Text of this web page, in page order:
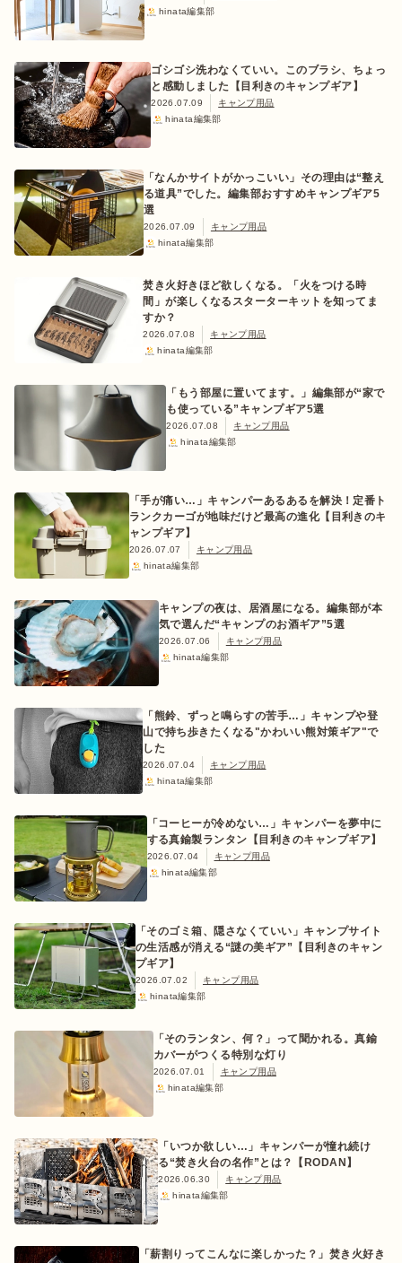
hinata編集部
ゴシゴシ洗わなくていい。このブラシ、ちょっ
と感動しました【目利きのキャンプギア】
2026.07.09
キャンプ用品
hinata編集部
「なんかサイトがかっこいい」その理由は“整え
る道具”でした。編集部おすすめキャンプギア5
選
2026.07.09
キャンプ用品
hinata編集部
焚き火好きほど欲しくなる。「火をつける時
間」が楽しくなるスターターキットを知ってま
すか？
2026.07.08
キャンプ用品
hinata編集部
「もう部屋に置いてます。」編集部が“家で
も使っている”キャンプギア5選
2026.07.08
キャンプ用品
hinata編集部
「手が痛い…」キャンパーあるあるを解決！定番ト
ランクカーゴが地味だけど最高の進化【目利きのキ
ャンプギア】
2026.07.07
キャンプ用品
hinata編集部
キャンプの夜は、居酒屋になる。編集部が本
気で選んだ“キャンプのお酒ギア”5選
2026.07.06
キャンプ用品
hinata編集部
「熊鈴、ずっと鳴らすの苦手…」キャンプや登
山で持ち歩きたくなる"かわいい熊対策ギア"で
した
2026.07.04
キャンプ用品
hinata編集部
「コーヒーが冷めない…」キャンパーを夢中に
する真鍮製ランタン【目利きのキャンプギア】
2026.07.04
キャンプ用品
hinata編集部
「そのゴミ箱、隠さなくていい」キャンプサイト
の生活感が消える“謎の美ギア”【目利きのキャン
プギア】
2026.07.02
キャンプ用品
hinata編集部
「そのランタン、何？」って聞かれる。真鍮
カバーがつくる特別な灯り
2026.07.01
キャンプ用品
hinata編集部
「いつか欲しい…」キャンパーが憧れ続け
る“焚き火台の名作”とは？【RODAN】
2026.06.30
キャンプ用品
hinata編集部
「薪割りってこんなに楽しかった？」焚き火好き